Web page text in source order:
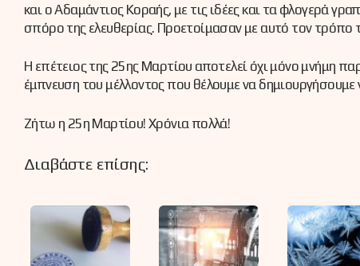
και ο Αδαμάντιος Κοραής, με τις ιδέες και τα φλογερά
σπόρο της ελευθερίας. Προετοίμασαν με αυτό τον τρόπο
Η επέτειος της 25ης Μαρτίου αποτελεί όχι μόνο μνήμη
έμπνευση του μέλλοντος που θέλουμε να δημιουργήσουμε
Ζήτω η 25η Μαρτίου! Χρόνια πολλά!
Διαβάστε επίσης: